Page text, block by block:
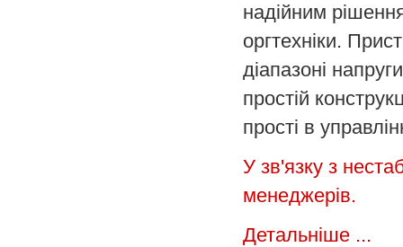
надійним
оргтехніки.
діапазоні
простій
прості в
У зв'язку з
менеджерів.
Детальніше ...